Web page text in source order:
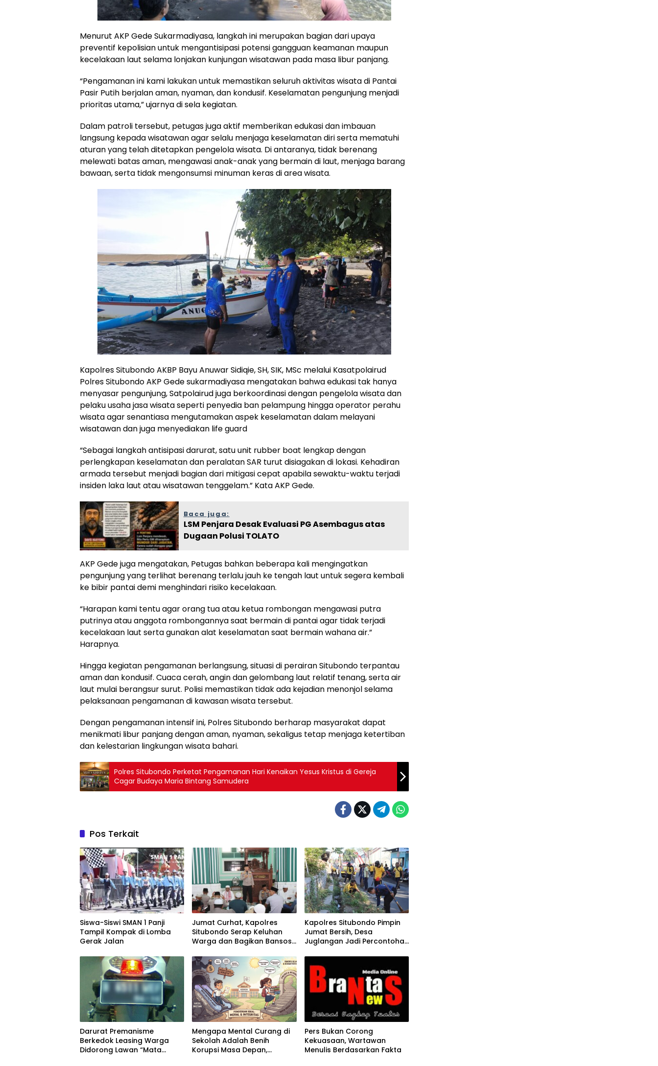
Menurut AKP Gede Sukarmadiyasa, langkah ini merupakan bagian dari upaya
preventif kepolisian untuk mengantisipasi potensi gangguan keamanan maupun
kecelakaan laut selama lonjakan kunjungan wisatawan pada masa libur panjang.
“Pengamanan ini kami lakukan untuk memastikan seluruh aktivitas wisata di Pantai
Pasir Putih berjalan aman, nyaman, dan kondusif. Keselamatan pengunjung menjadi
prioritas utama,” ujarnya di sela kegiatan.
Dalam patroli tersebut, petugas juga aktif memberikan edukasi dan imbauan
langsung kepada wisatawan agar selalu menjaga keselamatan diri serta mematuhi
aturan yang telah ditetapkan pengelola wisata. Di antaranya, tidak berenang
melewati batas aman, mengawasi anak-anak yang bermain di laut, menjaga barang
bawaan, serta tidak mengonsumsi minuman keras di area wisata.
Kapolres Situbondo AKBP Bayu Anuwar Sidiqie, SH, SIK, MSc melalui Kasatpolairud
Polres Situbondo AKP Gede sukarmadiyasa mengatakan bahwa edukasi tak hanya
menyasar pengunjung, Satpolairud juga berkoordinasi dengan pengelola wisata dan
pelaku usaha jasa wisata seperti penyedia ban pelampung hingga operator perahu
wisata agar senantiasa mengutamakan aspek keselamatan dalam melayani
wisatawan dan juga menyediakan life guard
“Sebagai langkah antisipasi darurat, satu unit rubber boat lengkap dengan
perlengkapan keselamatan dan peralatan SAR turut disiagakan di lokasi. Kehadiran
armada tersebut menjadi bagian dari mitigasi cepat apabila sewaktu-waktu terjadi
insiden laka laut atau wisatawan tenggelam.” Kata AKP Gede.
Baca juga:
LSM Penjara Desak Evaluasi PG Asembagus atas
Dugaan Polusi TOLATO
AKP Gede juga mengatakan, Petugas bahkan beberapa kali mengingatkan
pengunjung yang terlihat berenang terlalu jauh ke tengah laut untuk segera kembali
ke bibir pantai demi menghindari risiko kecelakaan.
“Harapan kami tentu agar orang tua atau ketua rombongan mengawasi putra
putrinya atau anggota rombongannya saat bermain di pantai agar tidak terjadi
kecelakaan laut serta gunakan alat keselamatan saat bermain wahana air.”
Harapnya.
Hingga kegiatan pengamanan berlangsung, situasi di perairan Situbondo terpantau
aman dan kondusif. Cuaca cerah, angin dan gelombang laut relatif tenang, serta air
laut mulai berangsur surut. Polisi memastikan tidak ada kejadian menonjol selama
pelaksanaan pengamanan di kawasan wisata tersebut.
Dengan pengamanan intensif ini, Polres Situbondo berharap masyarakat dapat
menikmati libur panjang dengan aman, nyaman, sekaligus tetap menjaga ketertiban
dan kelestarian lingkungan wisata bahari.
Polres Situbondo Perketat Pengamanan Hari Kenaikan Yesus Kristus di Gereja
Cagar Budaya Maria Bintang Samudera
Pos Terkait
Siswa-Siswi SMAN 1 Panji
Tampil Kompak di Lomba
Gerak Jalan
Jumat Curhat, Kapolres
Situbondo Serap Keluhan
Warga dan Bagikan Bansos
Kapolres Situbondo Pimpin
Jumat Bersih, Desa
Juglangan Jadi Percontohan
Darurat Premanisme
Berkedok Leasing Warga
Didorong Lawan “Mata
Mengapa Mental Curang di
Sekolah Adalah Benih
Korupsi Masa Depan,
Pers Bukan Corong
Kekuasaan, Wartawan
Menulis Berdasarkan Fakta